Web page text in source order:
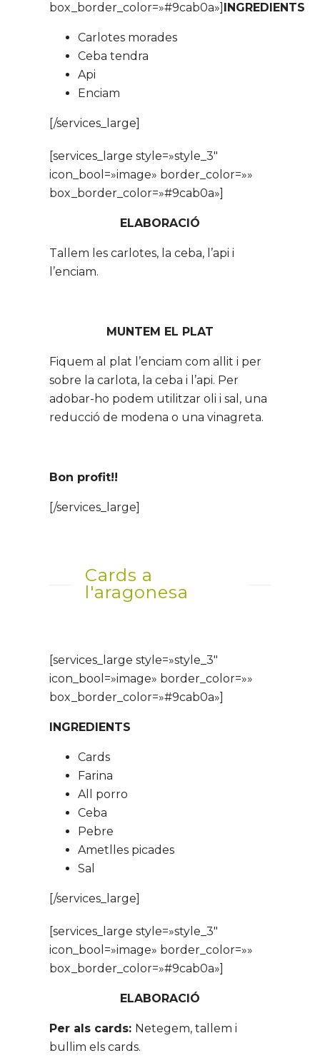
box_border_color=»#9cab0a»] INGREDIENTS
Carlotes morades
Ceba tendra
Api
Enciam
[/services_large]
[services_large style=»style_3″
icon_bool=»image» border_color=»»
box_border_color=»#9cab0a»]
ELABORACIÓ
Tallem les carlotes, la ceba, l’api i
l’enciam.
MUNTEM EL PLAT
Fiquem al plat l’enciam com allit i per
sobre la carlota, la ceba i l’api. Per
adobar-ho podem utilitzar oli i sal, una
reducció de modena o una vinagreta.
Bon profit!!
[/services_large]
Cards a
l'aragonesa
[services_large style=»style_3″
icon_bool=»image» border_color=»»
box_border_color=»#9cab0a»]
INGREDIENTS
Cards
Farina
All porro
Ceba
Pebre
Ametlles picades
Sal
[/services_large]
[services_large style=»style_3″
icon_bool=»image» border_color=»»
box_border_color=»#9cab0a»]
ELABORACIÓ
Per als cards: Netegem, tallem i
bullim els cards.